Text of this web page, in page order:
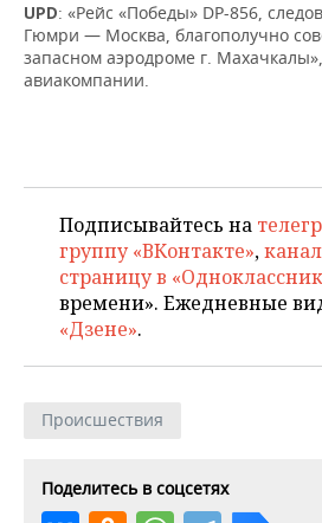
ОПК
ЭНЕРГЕТИКА
ТРАНСПОРТ
УСЛУГИ
IT
МЕДИА
НОВОСТИ МЕРОПРИЯТИЙ
ВЫЕЗДНАЯ РЕДАКЦИЯ
ONLINE-КОНФЕРЕНЦИИ
ОТКРЫТАЯ ЛЕКЦИЯ
СПОРТ
НОВОСТИ СПОРТА
ХОККЕЙ
БАСКЕТБОЛ
ВОЛЕЙБОЛ
КИБЕРСПОРТ
ХОККЕЙ С МЯЧОМ
ОБЩЕСТВО
ВЛАСТЬ
ИНФРАСТРУКТУРА
ИСТОРИЯ
КУЛЬТУРА
ПРОИСШЕСТВИЯ
СЮЖЕТЫ
СПРАВОЧНИК
СПИСОК ПЕРСОН
СПИСОК КОМПАНИЙ
ПОЛНАЯ ВЕРСИЯ
UPD: «Рейс «Победы» DP-856,
Гюмри — Москва, благополучно
запасном аэродроме г.
авиакомпании.
Подписывайтесь на
группу «ВКонтакте»,
страницу в
времени». Ежедневные
«Дзене».
Происшествия
Поделитесь в соцсетях